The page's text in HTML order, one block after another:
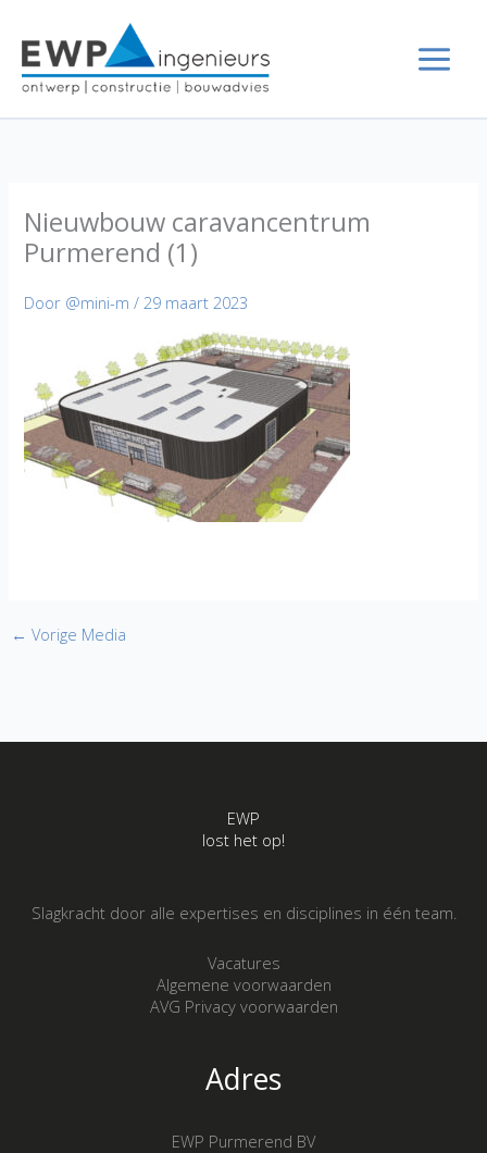
inhoud
Nieuwbouw caravancentrum
Purmerend (1)
Door @mini-m/29 maart 2023
← Vorige Media
EWP
lost het op!
Slagkracht door alle expertises en disciplines in één team.
Vacatures
Algemene voorwaarden
AVG Privacy voorwaarden
Adres
EWP Purmerend BV